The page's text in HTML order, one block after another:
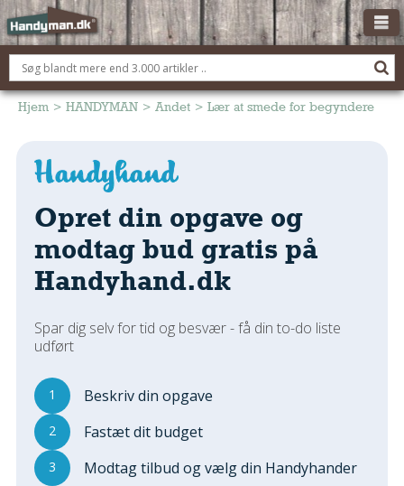
OM HANDYMAN.DK
FÅ 3 TILBUD
BOLIG KØBERÅDGIVNING
TØMRER/SNEDKER
Montage Og Nybyg
Reparation Og Vedligehold
Alt Om Køkkenet
Om Værktøj
Andet
ELEKTRIKER
Regler Og Love
Udskiftning Og Montage
Om Materialer
Hjem > HANDYMAN > Andet > Lær at smede for begyndere
Opret din opgave og
modtag bud gratis på
Handyhand.dk
Spar dig selv for tid og besvær - få din to-do liste
udført
1 Beskriv din opgave
2 Fastæt dit budget
3 Modtag tilbud og vælg din Handyhander